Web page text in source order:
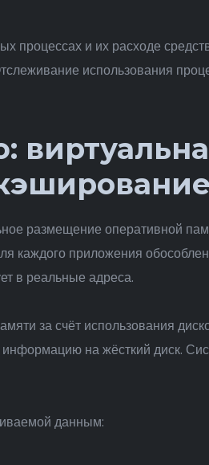
и их расходе
использования
размещение оперативной
каждого приложения
в реальные адреса.
за счёт использования
на жёсткий диск.
данным: